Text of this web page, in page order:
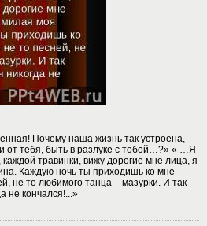
Почему наша жизнь так устроена,
от тебя, быть в разлуке с тобой…?» « …Я
травинки, вижу дорогие мне лица, я
Каждую ночь ты приходишь ко мне
не то любимого танца – мазурки. И так
не кончался!...»